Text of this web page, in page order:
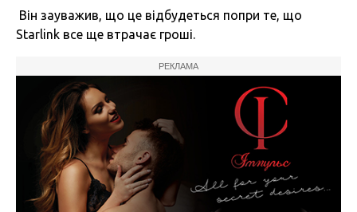
Він зауважив, що це відбудеться попри те, що
Starlink все ще втрачає гроші.
РЕКЛАМА